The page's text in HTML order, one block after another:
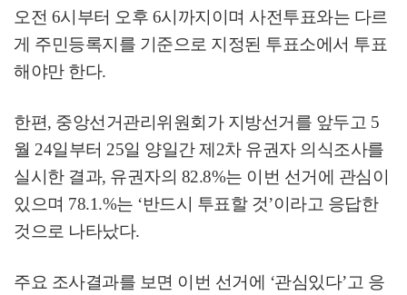
오전 6시부터 오후 6시까지이며 사전투표와는 다르
게 주민등록지를 기준으로 지정된 투표소에서 투표
해야만 한다.
한편, 중앙선거관리위원회가 지방선거를 앞두고 5
월 24일부터 25일 양일간 제2차 유권자 의식조사를
실시한 결과, 유권자의 82.8%는 이번 선거에 관심이
있으며 78.1.%는 ‘반드시 투표할 것’이라고 응답한
것으로 나타났다.
주요 조사결과를 보면 이번 선거에 ‘관심있다’고 응